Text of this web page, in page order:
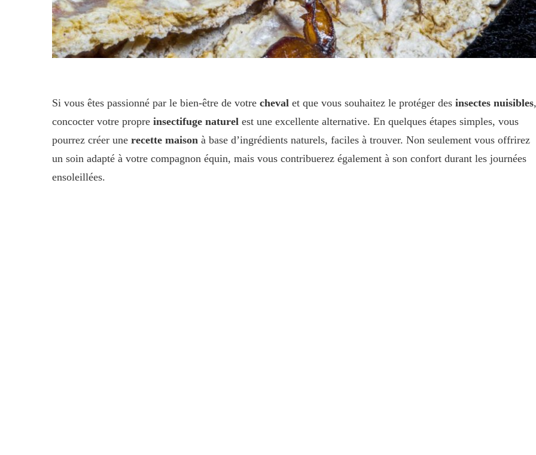
Si vous êtes passionné par le bien-être de votre cheval et que vous souhaitez le protéger des insectes nuisibles,
concocter votre propre insectifuge naturel est une excellente alternative. En quelques étapes simples, vous
pourrez créer une recette maison à base d’ingrédients naturels, faciles à trouver. Non seulement vous offrirez
un soin adapté à votre compagnon équin, mais vous contribuerez également à son confort durant les journées
ensoleillées.